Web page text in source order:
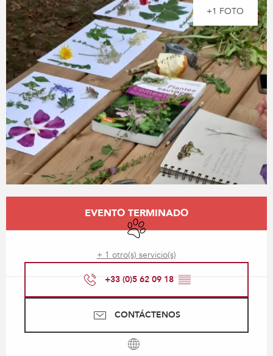
+1 FOTO
Horarios y datos de contacto
EVENTO TERMINADO
Se aceptan animales
+ 1 otro(s) servicio(s)
+33 (0)5 62 09 18 ▒▒
CONTÁCTENOS